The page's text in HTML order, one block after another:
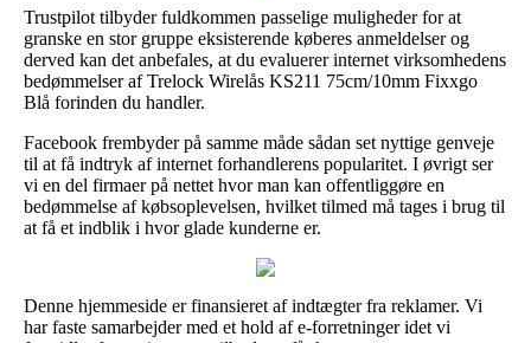
Trustpilot tilbyder fuldkommen passelige muligheder for at
granske en stor gruppe eksisterende køberes anmeldelser og
derved kan det anbefales, at du evaluerer internet virksomhedens
bedømmelser af Trelock Wirelås KS211 75cm/10mm Fixxgo
Blå forinden du handler.
Facebook frembyder på samme måde sådan set nyttige genveje
til at få indtryk af internet forhandlerens popularitet. I øvrigt ser
vi en del firmaer på nettet hvor man kan offentliggøre en
bedømmelse af købsoplevelsen, hvilket tilmed må tages i brug til
at få et indblik i hvor glade kunderne er.
Denne hjemmeside er finansieret af indtægter fra reklamer. Vi
har faste samarbejder med et hold af e-forretninger idet vi